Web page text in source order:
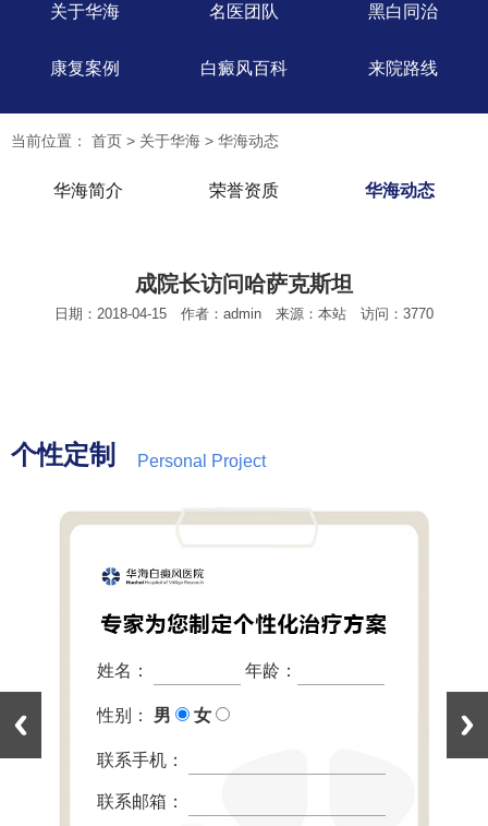
关于华海 名医团队 黑白同治
康复案例 白癜风百科 来院路线
当前位置： 首页 > 关于华海 > 华海动态
华海简介 荣誉资质 华海动态
成院长访问哈萨克斯坦
日期：2018-04-15 作者：admin 来源：本站 访问：3770
个性定制 Personal Project
姓名： 年龄：
性别： 男 女
联系手机：
联系邮箱：